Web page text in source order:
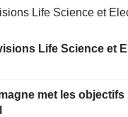
Life Science et